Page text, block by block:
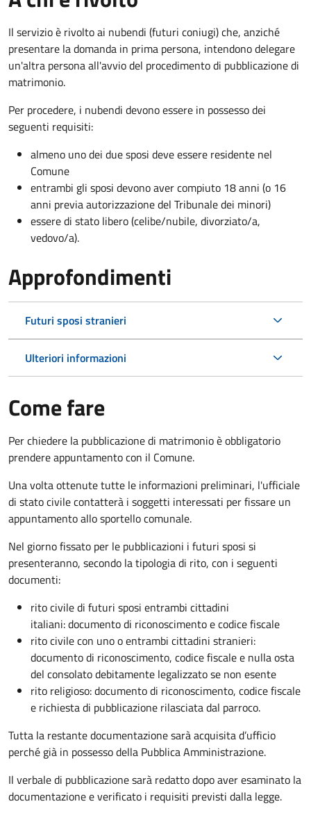
Il servizio è rivolto ai nubendi (futuri coniugi) che, anziché
presentare la domanda in prima persona, intendono delegare
un'altra persona all'avvio del procedimento di pubblicazione di
matrimonio.
Per procedere, i nubendi devono essere in possesso dei
seguenti requisiti:
almeno uno dei due sposi deve essere residente nel
Comune
entrambi gli sposi devono aver compiuto 18 anni (o 16
anni previa autorizzazione del Tribunale dei minori)
essere di stato libero (celibe/nubile, divorziato/a,
vedovo/a).
Approfondimenti
Futuri sposi stranieri
Ulteriori informazioni
Come fare
Per chiedere la pubblicazione di matrimonio è obbligatorio
prendere appuntamento con il Comune.
Una volta ottenute tutte le informazioni preliminari, l'ufficiale
di stato civile contatterà i soggetti interessati per fissare un
appuntamento allo sportello comunale.
Nel giorno fissato per le pubblicazioni i futuri sposi si
presenteranno, secondo la tipologia di rito, con i seguenti
documenti:
rito civile di futuri sposi entrambi cittadini
italiani: documento di riconoscimento e codice fiscale
rito civile con uno o entrambi cittadini stranieri:
documento di riconoscimento, codice fiscale e nulla osta
del consolato debitamente legalizzato se non esente
rito religioso: documento di riconoscimento, codice fiscale
e richiesta di pubblicazione rilasciata dal parroco.
Tutta la restante documentazione sarà acquisita d’ufficio
perché già in possesso della Pubblica Amministrazione.
Il verbale di pubblicazione sarà redatto dopo aver esaminato la
documentazione e verificato i requisiti previsti dalla legge.